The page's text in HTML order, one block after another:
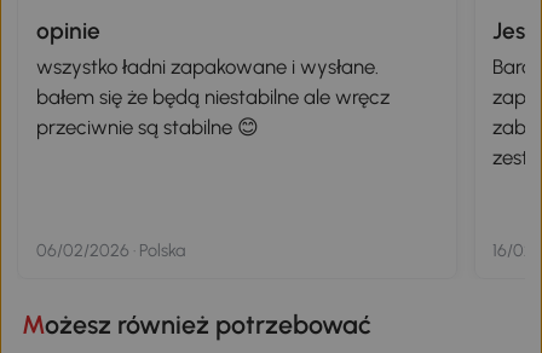
opinie
wszystko ładni zapakowane i wysłane.
bałem się że będą niestabilne ale wręcz
przeciwnie są stabilne 😊
06/02/2026 · Polska 16/02/
Możesz również potrzebować